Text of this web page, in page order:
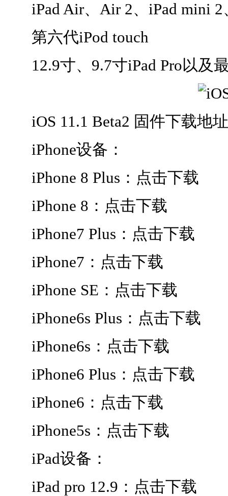
iPad Air、Air 2、iPad mini 2
第六代iPod touch
12.9寸、9.7寸iPad Pro以及最
iOS 11.1 Beta2 固件下载地
iPhone设备：
iPhone 8 Plus：点击下载
iPhone 8：点击下载
iPhone7 Plus：点击下载
iPhone7：点击下载
iPhone SE：点击下载
iPhone6s Plus：点击下载
iPhone6s：点击下载
iPhone6 Plus：点击下载
iPhone6：点击下载
iPhone5s：点击下载
iPad设备：
iPad pro 12.9：点击下载